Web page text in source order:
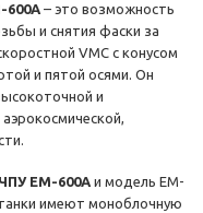
600A – это возможность
и снятия фаски за
VMC с конусом
и пятой осями. Он
и
EM-600A и модель EM-
имеют моноблочную